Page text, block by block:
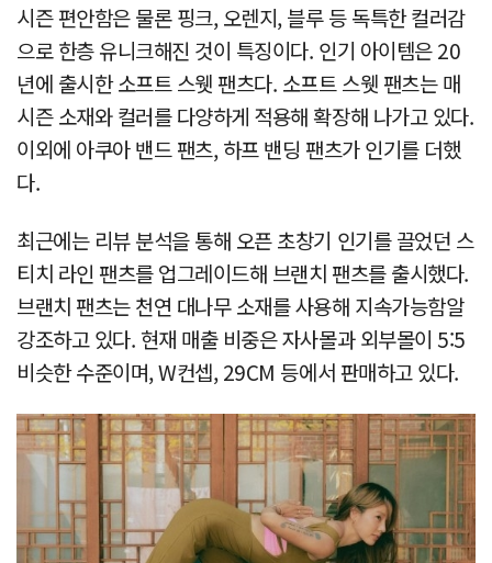
시즌 편안함은 물론 핑크, 오렌지, 블루 등 독특한 컬러감
으로 한층 유니크해진 것이 특징이다. 인기 아이템은 20
년에 출시한 소프트 스웻 팬츠다. 소프트 스웻 팬츠는 매
시즌 소재와 컬러를 다양하게 적용해 확장해 나가고 있다.
이외에 아쿠아 밴드 팬츠, 하프 밴딩 팬츠가 인기를 더했
다.
최근에는 리뷰 분석을 통해 오픈 초창기 인기를 끌었던 스
티치 라인 팬츠를 업그레이드해 브랜치 팬츠를 출시했다.
브랜치 팬츠는 천연 대나무 소재를 사용해 지속가능함알
강조하고 있다. 현재 매출 비중은 자사몰과 외부몰이 5:5
비슷한 수준이며, W컨셉, 29CM 등에서 판매하고 있다.